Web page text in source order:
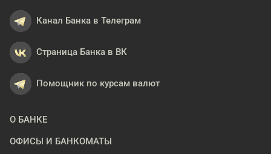
Канал Банка в Телеграм
Страница Банка в ВК
Помощник по курсам валют
О БАНКЕ
ОФИСЫ И БАНКОМАТЫ